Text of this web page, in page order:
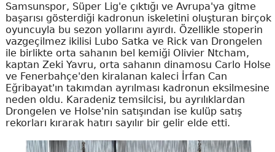
Samsunspor, Süper Lig'e çıktığı ve Avrupa'ya gitme
başarısı gösterdiği kadronun iskeletini oluşturan birçok
oyuncuyla bu sezon yollarını ayırdı. Özellikle stoperin
vazgeçilmez ikilisi Lubo Satka ve Rick van Drongelen
ile birlikte orta sahanın bel kemiği Olivier Ntcham,
kaptan Zeki Yavru, orta sahanın dinamosu Carlo Holse
ve Fenerbahçe'den kiralanan kaleci İrfan Can
Eğribayat'ın takımdan ayrılması kadronun eksilmesine
neden oldu. Karadeniz temsilcisi, bu ayrılıklardan
Drongelen ve Holse'nin satışından ise kulüp satış
rekorları kırarak hatırı sayılır bir gelir elde etti.